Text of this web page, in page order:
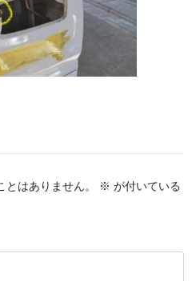
はありません。 ※ が付いている